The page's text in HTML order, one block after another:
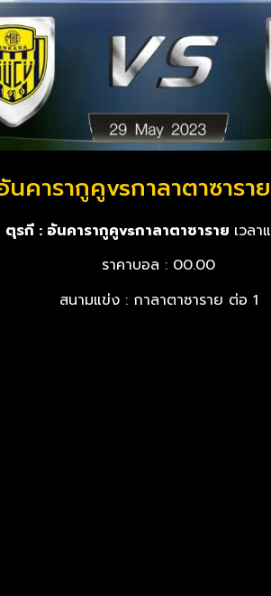
นคารากูคูvsกาลาตาซาร
รกี : อันคารากูคูvsกาลาตาซาราย เวล
ราคาบอล : 00.00
สนามแข่ง : กาลาตาซาราย ต่อ 1